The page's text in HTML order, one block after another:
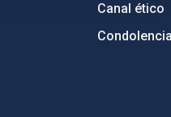
Canal ético